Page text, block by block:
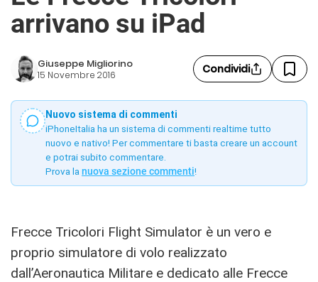
arrivano su iPad
Giuseppe Migliorino
15 Novembre 2016 Condividi
Nuovo sistema di commenti
iPhoneItalia ha un sistema di commenti realtime tutto
nuovo e nativo! Per commentare ti basta creare un account
e potrai subito commentare.
Prova la nuova sezione commenti!
Frecce Tricolori Flight Simulator è un vero e
proprio simulatore di volo realizzato
dall’Aeronautica Militare e dedicato alle Frecce